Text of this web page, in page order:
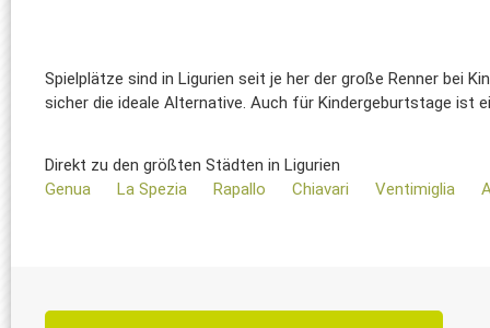
Spielplätze sind in Ligurien seit je her der große Renner bei
sicher die ideale Alternative. Auch für Kindergeburtstage ist
Direkt zu den größten Städten in Ligurien
Genua
La Spezia Rapallo Chiavari Ventimiglia